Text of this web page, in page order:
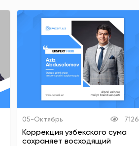
05-Октябрь 7126
Коррекция узбекского сума
сохраняет восходящий